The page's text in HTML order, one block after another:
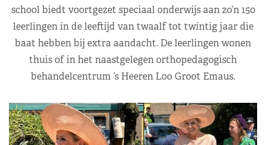
school biedt voortgezet speciaal onderwijs aan zo’n 150
leerlingen in de leeftijd van twaalf tot twintig jaar die
baat hebben bij extra aandacht. De leerlingen wonen
thuis of in het naastgelegen orthopedagogisch
behandelcentrum ’s Heeren Loo Groot Emaus.